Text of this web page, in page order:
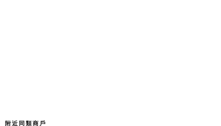
附近同類商戶